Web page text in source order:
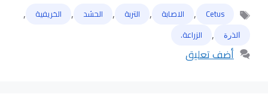
الوسوم
Cetus
, الاصابة , التربة , الحشد , الخريفية ,
ﺍﻟﺬﺭﺓ , الزراعة.
أضف تعليق